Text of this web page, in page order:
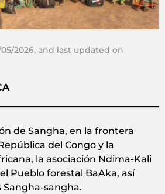
2026, and last updated on
de Sangha, en la frontera
del Congo y la
la asociación Ndima-Kali
Pueblo forestal BaAka, así
Sangha-sangha.